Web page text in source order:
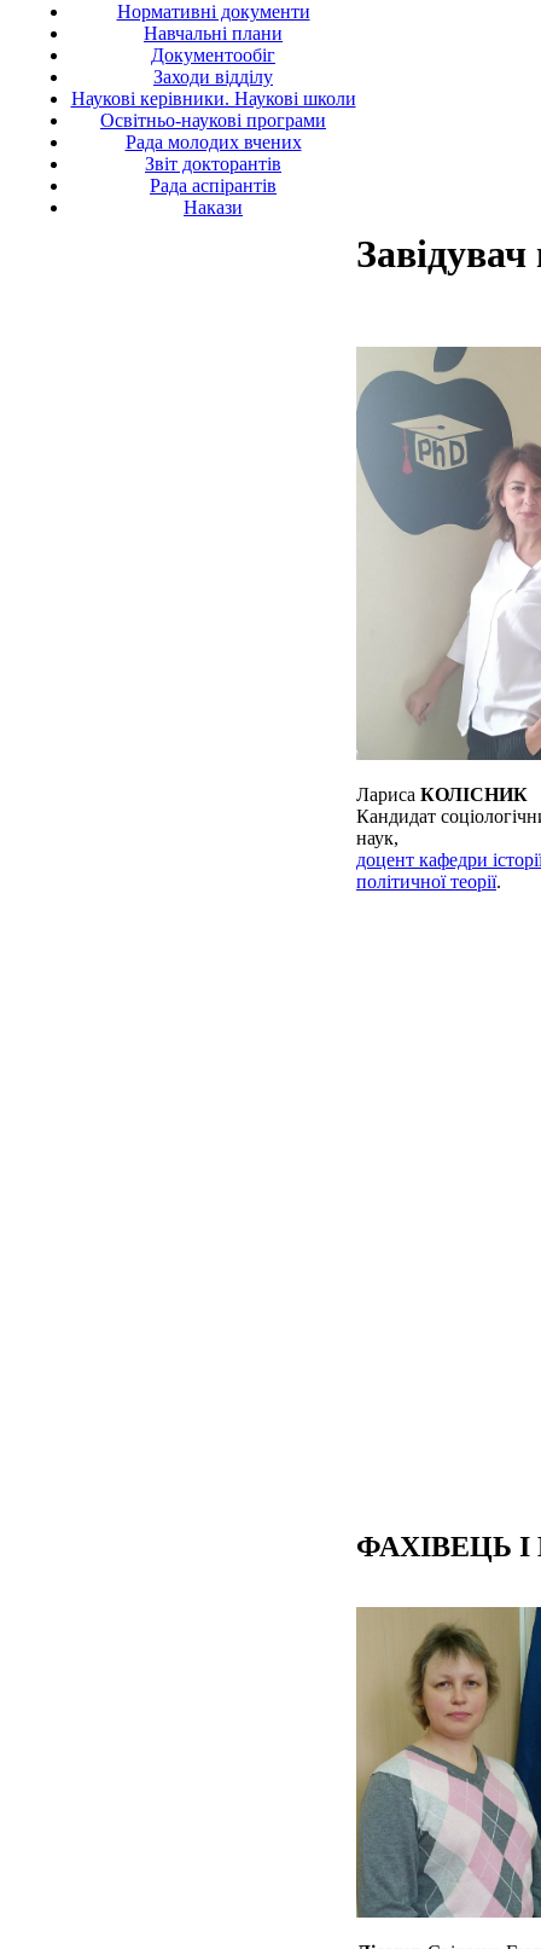
Нормативні документи
Навчальні плани
Документообіг
Заходи відділу
Наукові керівники. Наукові школи
Освітньо-наукові програми
Рада молодих вчених
Звіт докторантів
Рада аспірантів
Накази
Завідувач
Лариса КОЛІСНИК
Кандидат
наук,
доцент кафедри
політичної теорії.
ФАХІВЕЦЬ I